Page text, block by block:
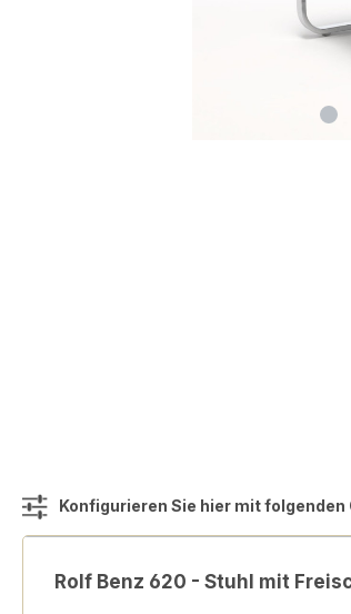
Konfigurieren Sie hier mit folgenden
Rolf Benz 620 - Stuhl mit